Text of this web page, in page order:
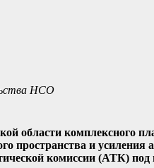
НСО
области комплексного
пространства и усиления
комиссии (АТК)